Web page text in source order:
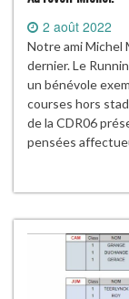
2 août 2022
Notre ami Michel
dernier. Le
un bénévole
courses hors
de la CDR06
pensées